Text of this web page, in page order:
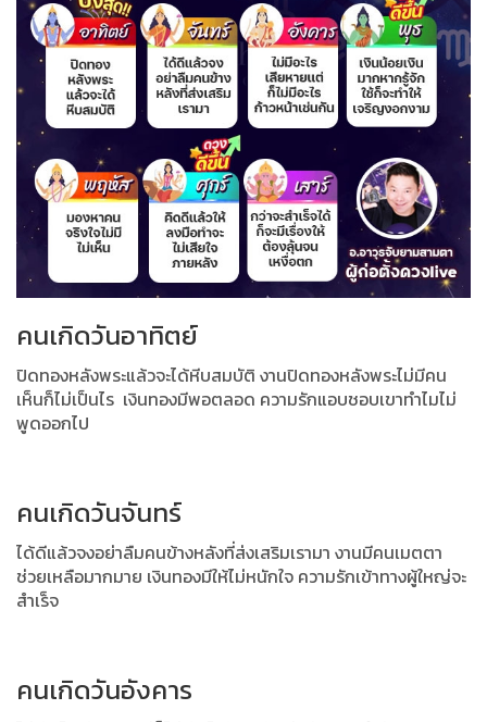
คนเกิดวันอาทิตย์
ปิดทองหลังพระแล้วจะได้หีบสมบัติ งานปิดทองหลังพระไม่มีคน
เห็นก็ไม่เป็นไร เงินทองมีพอตลอด ความรักแอบชอบเขาทำไมไม่
พูดออกไป
คนเกิดวันจันทร์
ได้ดีแล้วจงอย่าลืมคนข้างหลังที่ส่งเสริมเรามา งานมีคนเมตตา
ช่วยเหลือมากมาย เงินทองมีให้ไม่หนักใจ ความรักเข้าทางผู้ใหญ่จะ
สำเร็จ
คนเกิดวันอังคาร